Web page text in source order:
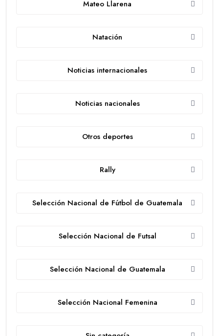
Mateo Llarena
Natación
Noticias internacionales
Noticias nacionales
Otros deportes
Rally
Selección Nacional de Fútbol de Guatemala
Selección Nacional de Futsal
Selección Nacional de Guatemala
Selección Nacional Femenina